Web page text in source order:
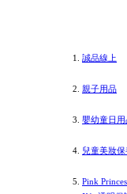
誠品線上
親子用品
嬰幼童日用
兒童美妝保
Pink